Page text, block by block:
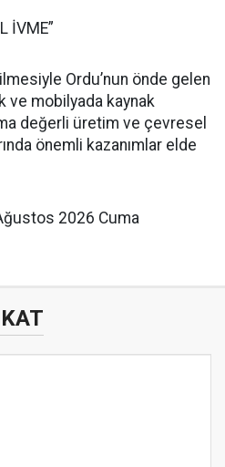
İVME”
Ordu’nun önde gelen
ve mobilyada kaynak
değerli üretim ve çevresel
önemli kazanımlar elde
2026 Cuma